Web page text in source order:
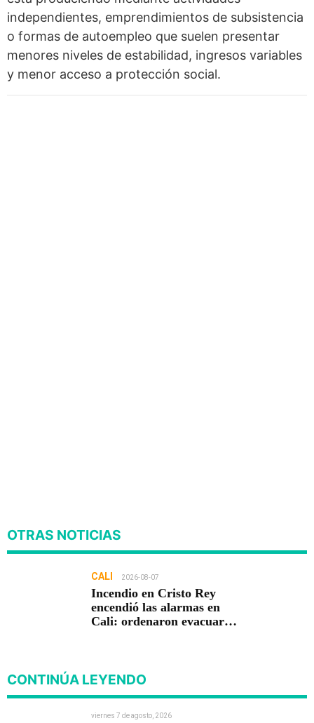
independientes, emprendimientos de subsistencia
o formas de autoempleo que suelen presentar
menores niveles de estabilidad, ingresos variables
y menor acceso a protección social.
OTRAS NOTICIAS
CALI 2026-08-07
Incendio en Cristo Rey
encendió las alarmas en
Cali: ordenaron evacuar
CONTINÚA LEYENDO
viernes 7 de agosto, 2026